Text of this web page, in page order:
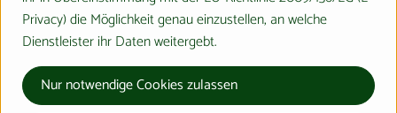
D 71672 Marbach
Die NATURATA AG – „Wir leben Bio 4.0“
Als führender Anbieter von biologischen und bio-dynamischen
Privacy) die Möglichkeit genau einzustellen, an welche
Dienstleister ihr Daten weitergebt.
Nur notwendige Cookies zulassen